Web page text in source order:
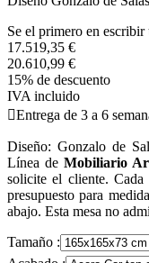
Se el primero en escribir
17.519,35 €
20.610,99 €
15% de descuento
IVA incluido
Entrega de 3 a 6
Diseño: Gonzalo de
Línea de Mobiliario
solicite el cliente. Cada
presupuesto para
abajo. Esta mesa no
Tamaño :